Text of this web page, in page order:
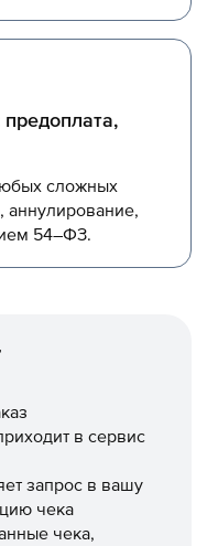
сложных
аннулирование,
54–ФЗ.
в сервис
запрос в вашу
чека
чека,